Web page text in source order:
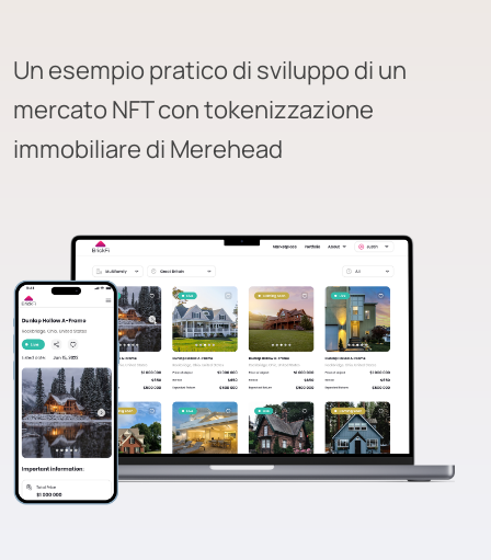
Un esempio pratico di sviluppo di un
mercato NFT con tokenizzazione
immobiliare di Merehead